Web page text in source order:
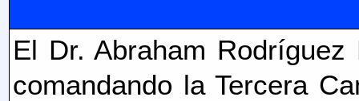
El Dr.Abraham
comandando la Tercera